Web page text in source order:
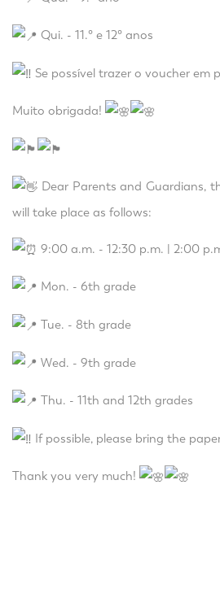
Qui. - 11.° e 12° anos
Se possível trazer o voucher em
Muito obrigada!
Dear Parents and Guardians,
will take place as follows:
9:00 a.m. - 12:30 p.m. | 2:00
Mon. - 6th grade
Tue. - 8th grade
Wed. - 9th grade
Thu. - 11th and 12th grades
If possible, please bring the
Thank you very much!